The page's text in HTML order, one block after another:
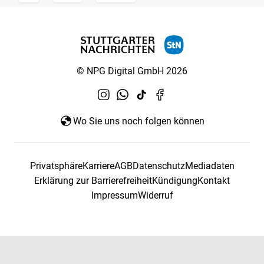
© NPG Digital GmbH 2026
Wo Sie uns noch folgen können
PrivatsphäreKarriereAGBDatenschutzMediadaten
Erklärung zur BarrierefreiheitKündigungKontakt
ImpressumWiderruf